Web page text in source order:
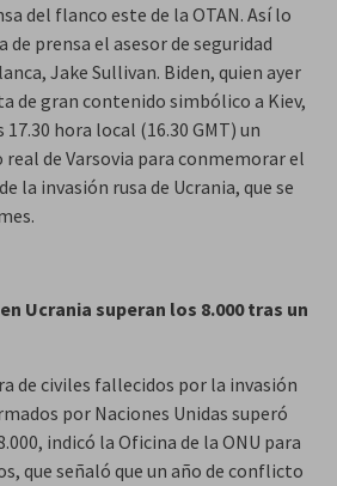
del flanco este de la OTAN. Así lo
de prensa el asesor de seguridad
Jake Sullivan. Biden, quien ayer
de gran contenido simbólico a Kiev,
hora local (16.30 GMT) un
de Varsovia para conmemorar el
la invasión rusa de Ucrania, que se
Ucrania superan los 8.000 tras un
de civiles fallecidos por la invasión
por Naciones Unidas superó
indicó la Oficina de la ONU para
que señaló que un año de conflicto